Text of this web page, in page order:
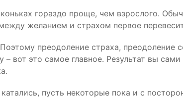
гораздо проще, чем взрослого.
желанием и страхом первое
преодоление страха, преодоление
вот это самое главное. Результат вы
пусть некоторые пока и с